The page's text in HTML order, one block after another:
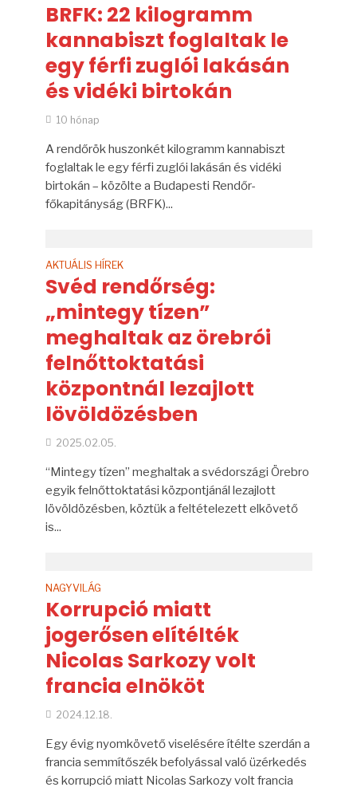
BRFK: 22 kilogramm
kannabiszt foglaltak le
egy férfi zuglói lakásán
és vidéki birtokán
10 hónap
A rendőrök huszonkét kilogramm kannabiszt
foglaltak le egy férfi zuglói lakásán és vidéki
birtokán – közölte a Budapesti Rendőr-
főkapitányság (BRFK)...
AKTUÁLIS HÍREK
Svéd rendőrség:
„mintegy tízen”
meghaltak az örebrói
felnőttoktatási
központnál lezajlott
lövöldözésben
2025.02.05.
“Mintegy tízen” meghaltak a svédországi Örebro
egyik felnőttoktatási központjánál lezajlott
lövöldözésben, köztük a feltételezett elkövető
is...
NAGYVILÁG
Korrupció miatt
jogerősen elítélték
Nicolas Sarkozy volt
francia elnököt
2024.12.18.
Egy évig nyomkövető viselésére ítélte szerdán a
francia semmítőszék befolyással való üzérkedés
és korrupció miatt Nicolas Sarkozy volt francia